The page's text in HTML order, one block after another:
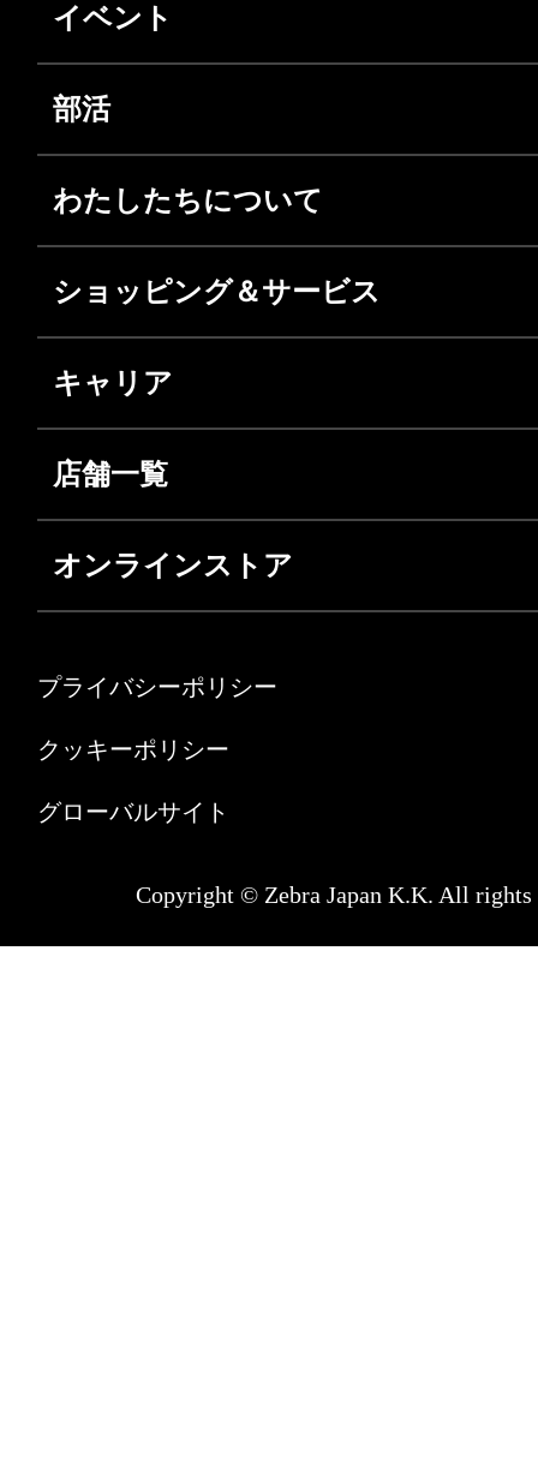
イベント
部活
わたしたちについて
ショッピング＆サービス
キャリア
店舗一覧
オンラインストア
プライバシーポリシー
クッキーポリシー
グローバルサイト
Copyright © Zebra Japan K.K. All rights